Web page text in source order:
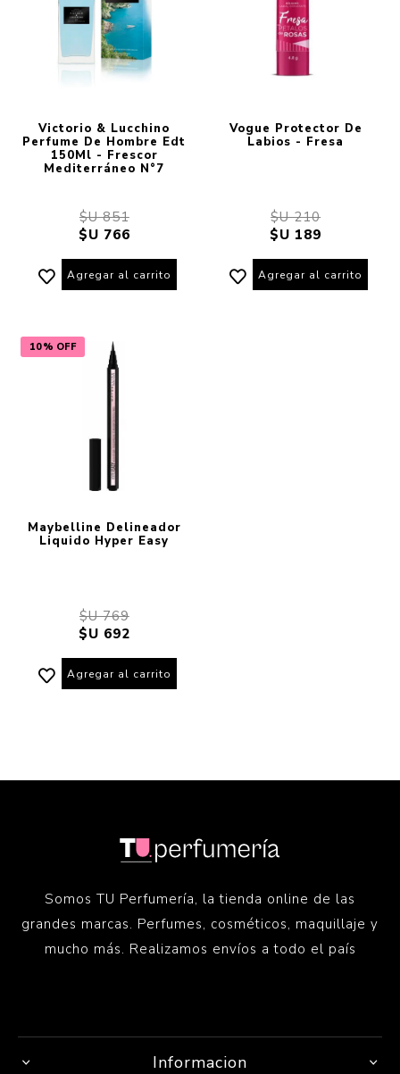
Victorio & Lucchino
Perfume De Hombre Edt
150Ml - Frescor
Mediterráneo N°7
$U 851
$U 766
Agregar al carrito
Vogue Protector De
Labios - Fresa
$U 210
$U 189
Agregar al carrito
10% OFF
Maybelline Delineador
Liquido Hyper Easy
$U 769
$U 692
Agregar al carrito
Somos TU Perfumería, la tienda online de las
grandes marcas. Perfumes, cosméticos, maquillaje y
mucho más. Realizamos envíos a todo el país
Informacion